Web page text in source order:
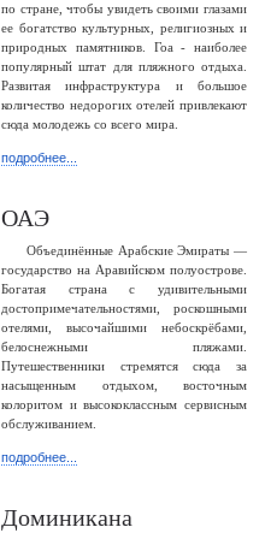
по стране, чтобы увидеть своими глазами
ее богатство культурных, религиозных и
природных памятников. Гоа - наиболее
популярный штат для пляжного отдыха.
Развитая инфраструктура и большое
количество недорогих отелей привлекают
сюда молодежь со всего мира.
подробнее...
ОАЭ
Объединённые Арабские Эмираты —
государство на Аравийском полуострове.
Богатая страна с удивительными
достопримечательностями, роскошными
отелями, высочайшими небоскрёбами,
белоснежными пляжами.
Путешественники стремятся сюда за
насыщенным отдыхом, восточным
колоритом и высококлассным сервисным
обслуживанием.
подробнее...
Доминикана